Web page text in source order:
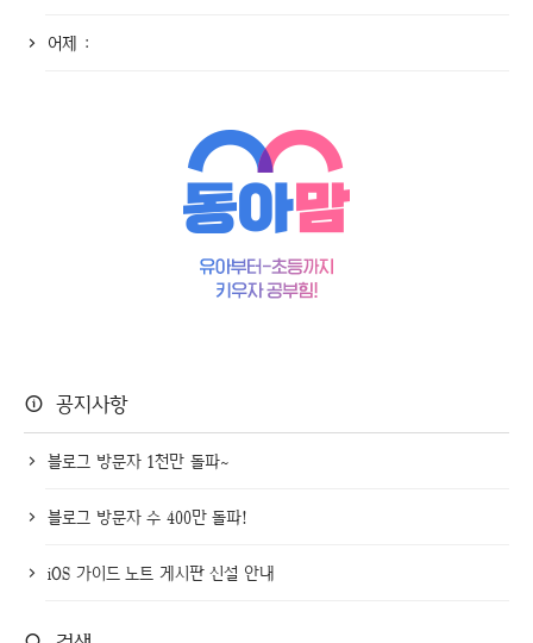
어제 :
공지사항
블로그 방문자 1천만 돌파~
블로그 방문자 수 400만 돌파!
iOS 가이드 노트 게시판 신설 안내